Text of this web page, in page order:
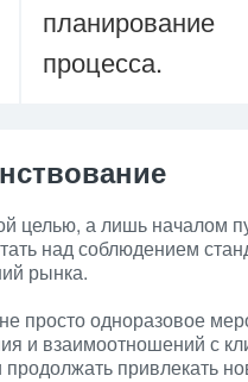
планирование
процесса.
целью, а лишь началом
над соблюдением
рынка.
просто одноразовое
и взаимоотношений с
привлекать